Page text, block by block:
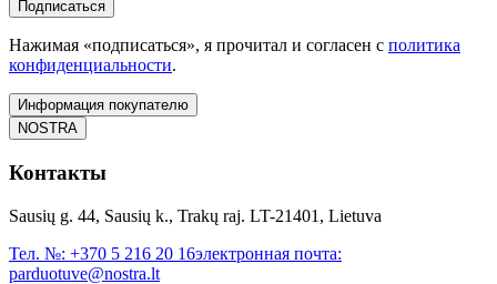
Подписаться
Нажимая «подписаться», я прочитал и согласен с политика
конфиденциальности.
Информация покупателю
NOSTRA
Контакты
Sausių g. 44, Sausių k., Trakų raj. LT-21401, Lietuva
Тел. №: +370 5 216 20 16электронная почта:
parduotuve@nostra.lt